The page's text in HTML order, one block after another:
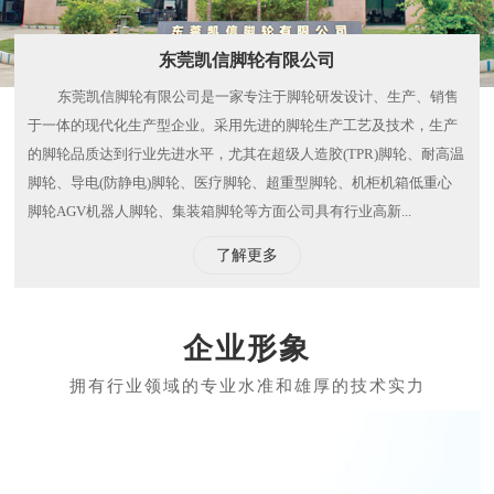
东莞凯信脚轮有限公司
东莞凯信脚轮有限公司是一家专注于脚轮研发设计、生产、销售
于一体的现代化生产型企业。采用先进的脚轮生产工艺及技术，生产
的脚轮品质达到行业先进水平，尤其在超级人造胶(TPR)脚轮、耐高温
脚轮、导电(防静电)脚轮、医疗脚轮、超重型脚轮、机柜机箱低重心
脚轮AGV机器人脚轮、集装箱脚轮等方面公司具有行业高新...
了解更多
企业形象